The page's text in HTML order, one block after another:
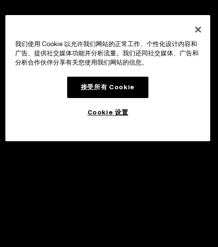
我们使用 Cookie 以允许我们网站的正常工作、个性化设计内容和
广告、提供社交媒体功能并分析流量。我们还同社交媒体、广告和
分析合作伙伴分享有关您使用我们网站的信息。
接受所有 Cookie
Cookie 设置